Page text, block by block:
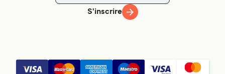
S'inscrire